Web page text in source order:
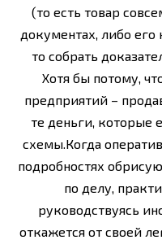
(то есть товар
документах, либо его
то собрать
Хотя бы потому,
предприятий –
те деньги, которые
схемы.Когда
подробностях
по делу,
руководствуясь
откажется от своей